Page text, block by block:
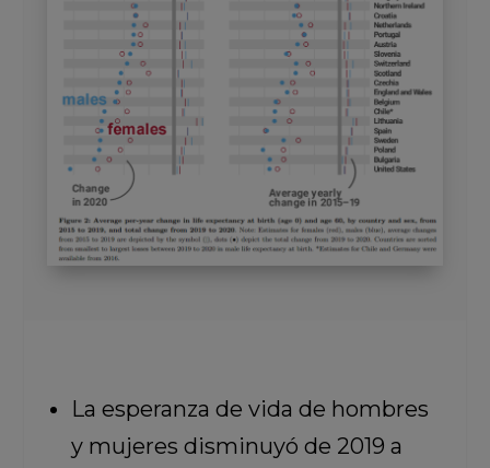
La esperanza de vida de hombres
y mujeres disminuyó de 2019 a